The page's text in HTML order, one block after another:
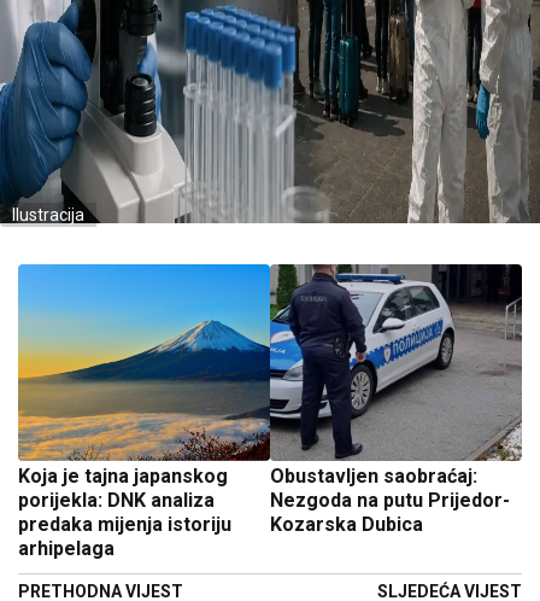
Ilustracija
Koja je tajna japanskog
porijekla: DNK analiza
predaka mijenja istoriju
arhipelaga
PRETHODNA VIJEST
Obustavljen saobraćaj:
Nezgoda na putu Prijedor-
Kozarska Dubica
SLJEDEĆA VIJEST